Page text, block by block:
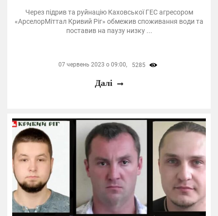
Через підрив та руйнацію Каховської ГЕС агресором
«АрселорМіттал Кривий Ріг» обмежив споживання води та
поставив на паузу низку ...
07 червень 2023 о 09:00, 5285
Далі